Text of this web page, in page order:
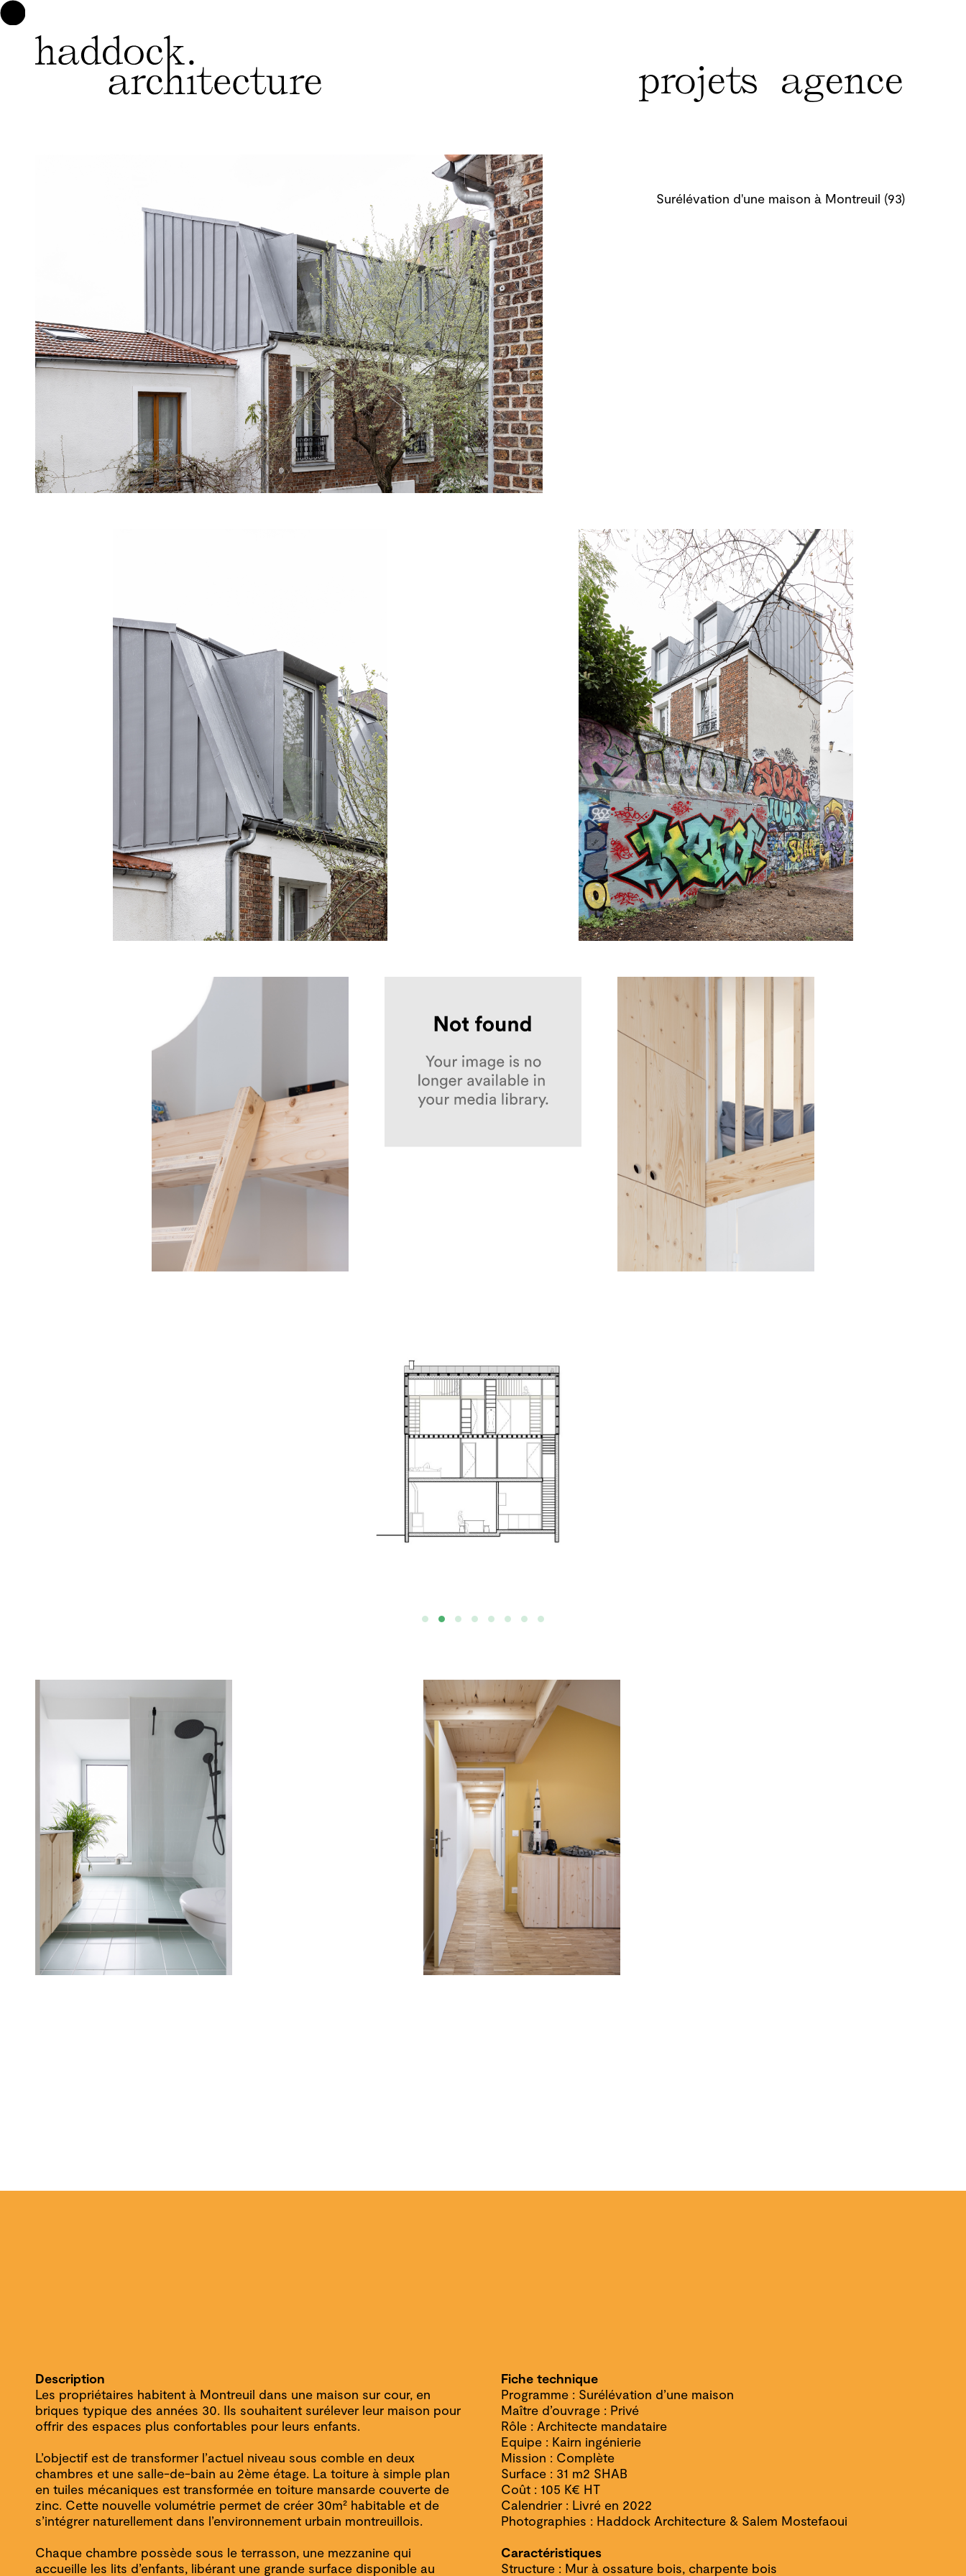
projets agence
Surélévation d'une maison à Montreuil (93)
Description
Les propriétaires habitent à Montreuil dans une maison sur cour, en
briques typique des années 30. Ils souhaitent surélever leur maison pour
offrir des espaces plus confortables pour leurs enfants.
L’objectif est de transformer l’actuel niveau sous comble en deux
chambres et une salle-de-bain au 2ème étage. La toiture à simple plan
en tuiles mécaniques est transformée en toiture mansarde couverte de
zinc. Cette nouvelle volumétrie permet de créer 30m² habitable et de
s’intégrer naturellement dans l’environnement urbain montreuillois.
Chaque chambre possède sous le terrasson, une mezzanine qui
accueille les lits d’enfants, libérant une grande surface disponible au
Fiche technique
Programme : Surélévation d’une maison
Maître d’ouvrage : Privé
Rôle : Architecte mandataire
Equipe : Kairn ingénierie
Mission : Complète
Surface : 31 m2 SHAB
Coût : 105 K€ HT
Calendrier : Livré en 2022
Photographies : Haddock Architecture & Salem Mostefaoui
Caractéristiques
Structure : Mur à ossature bois, charpente bois